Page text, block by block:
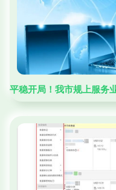
平稳开局！我市规上服务